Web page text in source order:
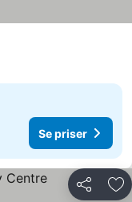
Se priser
Del